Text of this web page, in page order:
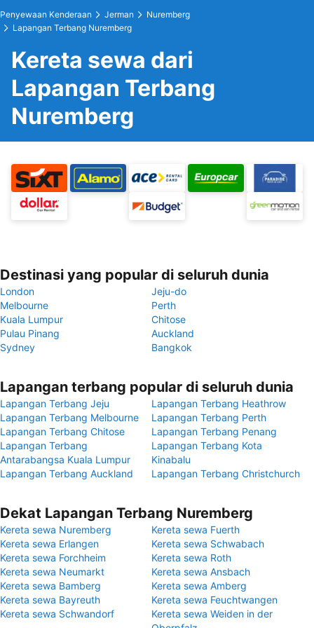
Penyewaan Kenderaan Jerman
Nuremberg
Lapangan Terbang Nuremberg
Kereta sewa dari
Lapangan Terbang
Nuremberg
Destinasi yang popular di seluruh dunia
London
Jeju-do
Melbourne
Perth
Kuala Lumpur
Chitose
Pulau Pinang
Auckland
Sydney
Bangkok
Lapangan terbang popular di seluruh dunia
Lapangan Terbang Jeju
Lapangan Terbang Heathrow
Lapangan Terbang Melbourne
Lapangan Terbang Perth
Lapangan Terbang Chitose
Lapangan Terbang Penang
Lapangan Terbang
Antarabangsa Kuala Lumpur
Lapangan Terbang Kota
Kinabalu
Lapangan Terbang Auckland
Lapangan Terbang Christchurch
Dekat Lapangan Terbang Nuremberg
Kereta sewa Nuremberg
Kereta sewa Fuerth
Kereta sewa Erlangen
Kereta sewa Schwabach
Kereta sewa Forchheim
Kereta sewa Roth
Kereta sewa Neumarkt
Kereta sewa Ansbach
Kereta sewa Bamberg
Kereta sewa Amberg
Kereta sewa Bayreuth
Kereta sewa Feuchtwangen
Kereta sewa Schwandorf
Kereta sewa Weiden in der